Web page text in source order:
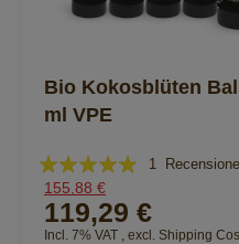
Bio Kokosblüten
ml VPE
Valutazione:
100%
1 Recensione
155,88 €
119,29 €
Incl. 7% VAT , excl. Shipping